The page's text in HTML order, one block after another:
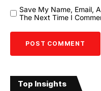
Save My Name, Email,
The Next Time I
Top Insights